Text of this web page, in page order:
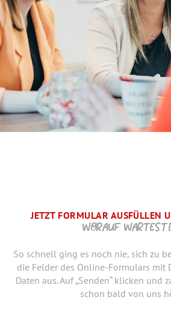
JETZT FORMULAR AUSFÜLLEN
WORAUF WARTEST
So schnell ging es noch nie, sich zu
die Felder des Online-Formulars mit
Daten aus. Auf „Senden“ klicken und
schon bald von uns
bist, den neuen Job anzutreten.
Bewerbung doch noch einen
Dokument hinzufügen? Hier
DANKE, WIR FREUEN UNS AUF